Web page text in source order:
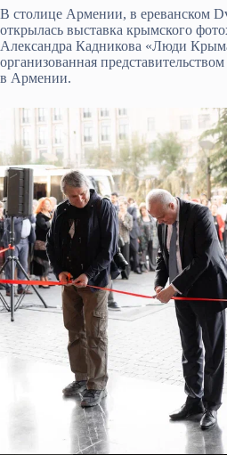
В столице Армении, в ереванском
открылась выставка крымского
Александра Кадникова «Люди
организованная
в Армении.